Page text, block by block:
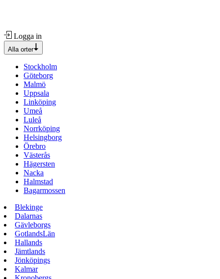
Logga in
Alla orter
Stockholm
Göteborg
Malmö
Uppsala
Linköping
Umeå
Luleå
Norrköping
Helsingborg
Örebro
Västerås
Hägersten
Nacka
Halmstad
Bagarmossen
Blekinge
Dalarnas
Gävleborgs
GotlandsLän
Hallands
Jämtlands
Jönköpings
Kalmar